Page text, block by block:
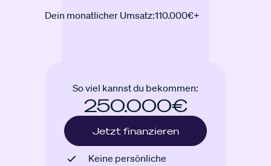
Dein monatlicher Umsatz:110.000€+
So viel kannst du bekommen:
250.000€
Jetzt finanzieren
Keine persönliche